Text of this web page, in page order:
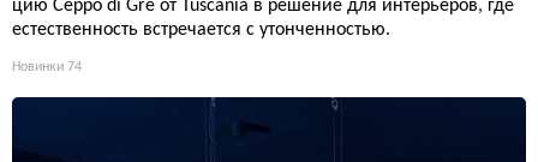
цию Ceppo di Gré от Tuscania в решение для интерьеров, где
естественность встречается с утонченностью.
Новинки 74